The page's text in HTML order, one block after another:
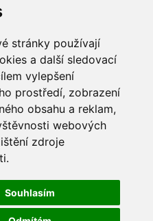
stránky používají
a další sledovací
vylepšení
prostředí, zobrazení
obsahu a reklam,
webových
zdroje
Souhlasím